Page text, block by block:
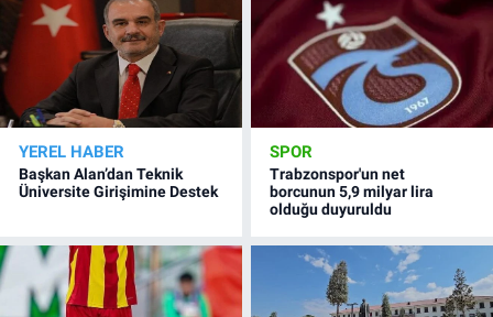
YEREL HABER
Başkan Alan’dan Teknik
Üniversite Girişimine Destek
SPOR
Trabzonspor'un net
borcunun 5,9 milyar lira
olduğu duyuruldu